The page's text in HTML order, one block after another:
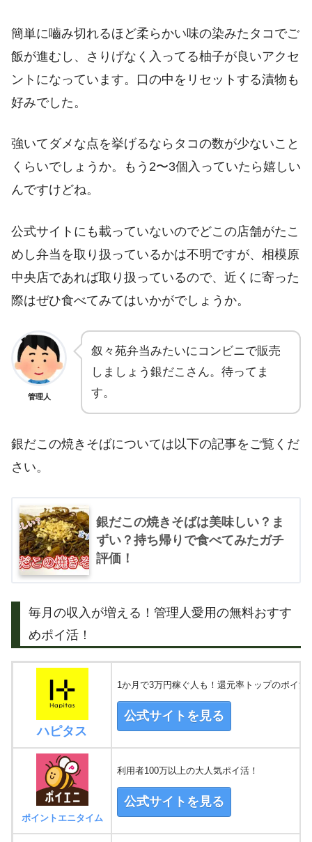
簡単に嚙み切れるほど柔らかい味の染みたタコでご
飯が進むし、さりげなく入ってる柚子が良いアクセ
ントになっています。口の中をリセットする漬物も
好みでした。
強いてダメな点を挙げるならタコの数が少ないこと
くらいでしょうか。もう2〜3個入っていたら嬉しい
んですけどね。
公式サイトにも載っていないのでどこの店舗がたこ
めし弁当を取り扱っているかは不明ですが、相模原
中央店であれば取り扱っているので、近くに寄った
際はぜひ食べてみてはいかがでしょうか。
管理人
叙々苑弁当みたいにコンビニで販売
しましょう銀だこさん。待ってま
す。
銀だこの焼きそばについては以下の記事をご覧くだ
さい。
銀だこの焼きそばは美味しい？ま
ずい？持ち帰りで食べてみたガチ
評価！
毎月の収入が増える！管理人愛用の無料おすす
めポイ活！
ハピタス
1か月で3万円稼ぐ人も！還元率トップのポイ活
公式サイトを見る
ポイントエニタイム
利用者100万以上の大人気ポイ活！
公式サイトを見る